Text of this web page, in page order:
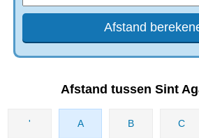
Afstand tussen Sint
' A B C